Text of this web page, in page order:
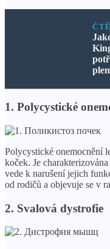
1. Polycystické
Polycystické onemocnění
koček. Je
vede k narušení jejich
od rodičů a objevuje se v
2. Svalová dystrofie